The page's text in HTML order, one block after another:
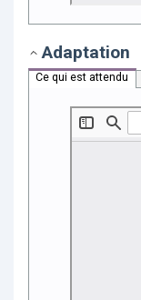
Adaptation
Ce qui est attendu